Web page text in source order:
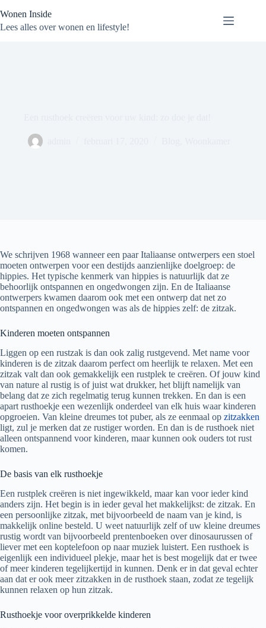
naar
de
Wonen Inside
Lees alles over wonen en lifestyle!
We schrijven 1968 wanneer een paar Italiaanse ontwerpers een stoel
moeten ontwerpen voor een destijds aanzienlijke doelgroep: de
hippies. Het typische kenmerk van hippies is natuurlijk dat ze
behoorlijk ontspannen en ongedwongen zijn. En de Italiaanse
ontwerpers kwamen daarom ook met een ontwerp dat net zo
ontspannen en ongedwongen was als de hippies zelf: de zitzak.
Kinderen moeten ontspannen
Liggen op een rustzak is dan ook zalig rustgevend. Met name voor
kinderen is de zitzak daarom perfect om heerlijk te relaxen. Met een
zitzak valt dan ook gemakkelijk een rustplek te creëren. Of jouw kind
van nature al rustig is of juist wat drukker, het blijft namelijk van
belang dat ze zich regelmatig terug kunnen trekken. En dan is een
apart rusthoekje een wezenlijk onderdeel van elk huis waar kinderen
opgroeien. Van kleine dreumes tot puber, als ze eenmaal op zitzakken
ligt, zul je merken dat ze rustiger worden. En dan is de rusthoek niet
alleen ontspannend voor kinderen, maar kunnen ook ouders tot rust
komen.
De basis van elk rusthoekje
Een rustplek creëren is niet ingewikkeld, maar kan voor ieder kind
anders zijn. Het begin is in ieder geval het makkelijkst: de zitzak. En
een persoonlijke zitzak, met bijvoorbeeld de naam van je kind, is
makkelijk online besteld. U weet natuurlijk zelf of uw kleine dreumes
rustig wordt van bijvoorbeeld prentenboeken over dinosaurussen of
liever met een koptelefoon op naar muziek luistert. Een rusthoek is
eigenlijk een individueel plekje, maar het is best mogelijk dat er twee
of meer kinderen tegelijkertijd in kunnen. Denk er in dat geval echter
aan dat er ook meer zitzakken in de rusthoek staan, zodat ze tegelijk
kunnen relaxen op hun zitzak.
Rusthoekje voor overprikkelde kinderen